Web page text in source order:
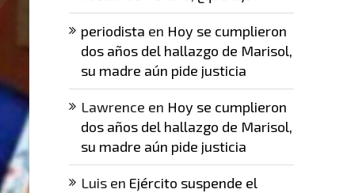
periodista en Hoy se cumplieron
dos años del hallazgo de Marisol,
su madre aún pide justicia
Lawrence en Hoy se cumplieron
dos años del hallazgo de Marisol,
su madre aún pide justicia
Luisen Ejército suspende el